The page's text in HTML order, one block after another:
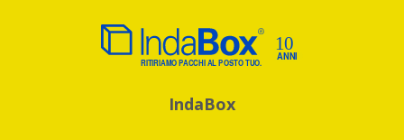
IndaBox